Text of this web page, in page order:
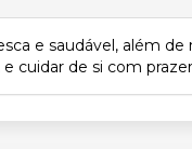
e saudável, além
cuidar de si com